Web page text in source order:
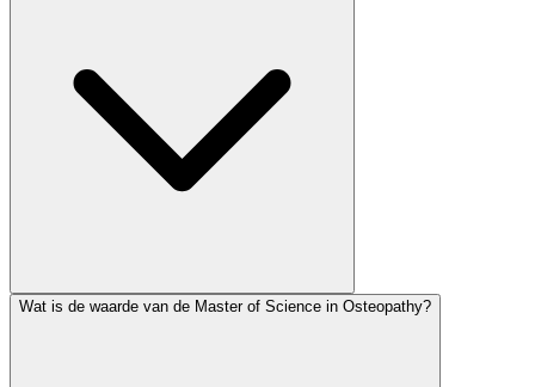
Wat is de waarde van de Master of Science in Osteopathy?